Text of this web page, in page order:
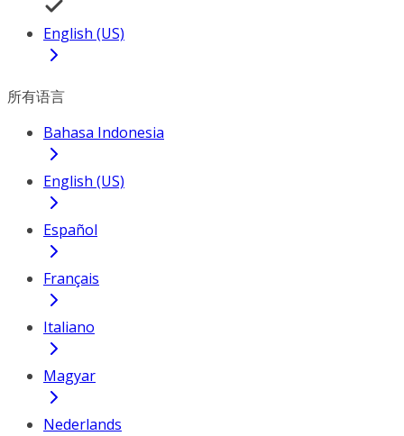
English (US)
所有语言
Bahasa Indonesia
English (US)
Español
Français
Italiano
Magyar
Nederlands